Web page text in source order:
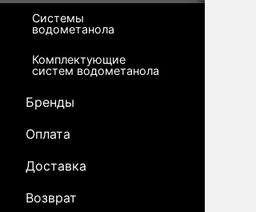
Системы
водометанола
Комплектующие
систем водометанола
Бренды
Оплата
Доставка
Возврат